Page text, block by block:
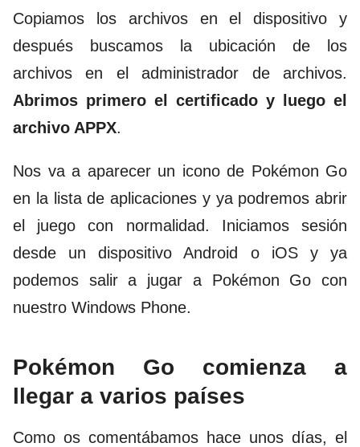
Copiamos los archivos en el dispositivo y
después buscamos la ubicación de los
archivos en el administrador de archivos.
Abrimos primero el certificado y luego el
archivo APPX.
Nos va a aparecer un icono de Pokémon Go
en la lista de aplicaciones y ya podremos abrir
el juego con normalidad. Iniciamos sesión
desde un dispositivo Android o iOS y ya
podemos salir a jugar a Pokémon Go con
nuestro Windows Phone.
Pokémon Go comienza a
llegar a varios países
Como os comentábamos hace unos días, el